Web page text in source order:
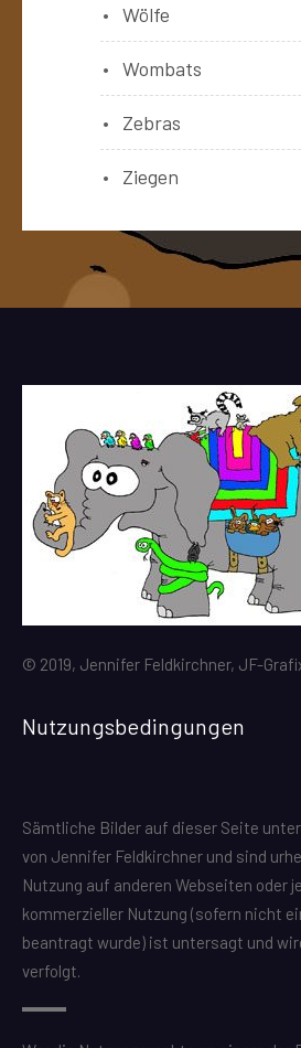
Wölfe
Wombats
Zebras
Ziegen
© 2019, Jennifer Feldkirchner, JF-
Nutzungsbedingungen
Sämtliche Bilder auf dieser Seite
von Jennifer Feldkirchner und sind
Nutzung auf anderen Webseiten oder
kommerzieller Nutzung (sofern nicht
beantragt wurde) ist untersagt und
verfolgt.